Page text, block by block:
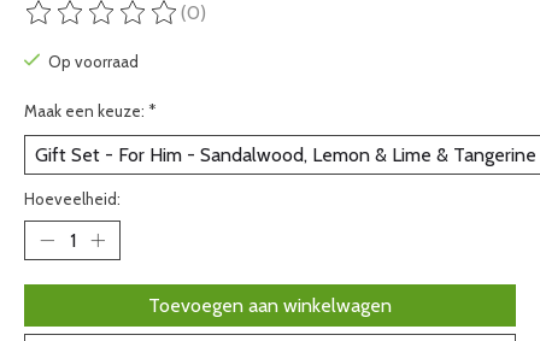
De beoordeling van dit product is
(0)
Op voorraad
Maak een keuze: *
Hoeveelheid:
Toevoegen aan winkelwagen